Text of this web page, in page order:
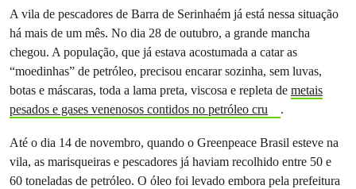
A vila de pescadores de Barra de Serinhaém já está nessa situação
há mais de um mês. No dia 28 de outubro, a grande mancha
chegou. A população, que já estava acostumada a catar as
“moedinhas” de petróleo, precisou encarar sozinha, sem luvas,
botas e máscaras, toda a lama preta, viscosa e repleta de metais
pesados e gases venenosos contidos no petróleo cru
.
Até o dia 14 de novembro, quando o Greenpeace Brasil esteve na
vila, as marisqueiras e pescadores já haviam recolhido entre 50 e
60 toneladas de petróleo. O óleo foi levado embora pela prefeitura